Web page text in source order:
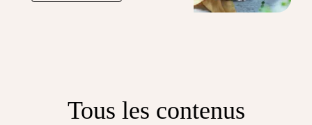
Tous les contenus